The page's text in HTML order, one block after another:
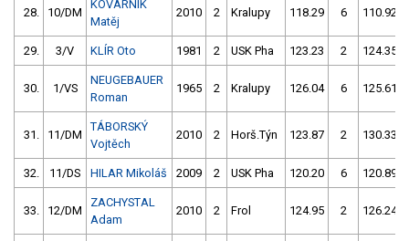
28. 10/DM
KOVÁRNÍK
Matěj
2010 2 Kralupy 118.29 6 110.92
29. 3/V KLÍR Oto 1981 2 USK Pha 123.23 2 124.35
30. 1/VS
NEUGEBAUER
Roman
1965 2 Kralupy 126.04 6 125.61
31. 11/DM
TÁBORSKÝ
Vojtěch
2010 2 Horš.Týn 123.87 2 130.33
32. 11/DS HILAR Mikoláš 2009 2 USK Pha 120.20 6 120.89
33. 12/DM
ZACHYSTAL
Adam
2010 2 Frol 124.95 2 126.24